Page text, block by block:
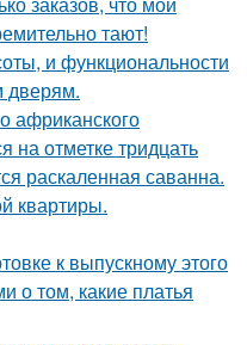
тают!
и функциональности
дверям.
африканского
на отметке тридцать
раскаленная саванна.
квартиры.
к выпускному этого
о том, какие платья